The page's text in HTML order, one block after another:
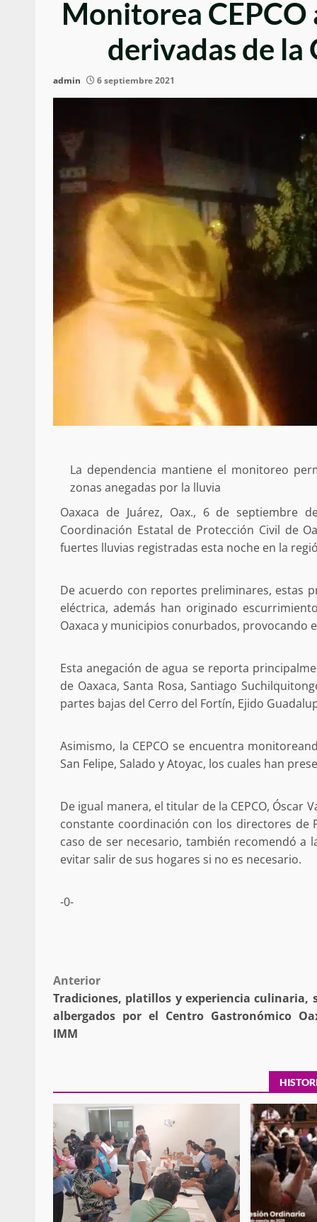
Monitorea
derivadas de la
admin 6 septiembre 2021
La dependencia mantiene el monitoreo
zonas anegadas por la lluvia
Oaxaca de Juárez, Oax., 6 de
Coordinación Estatal de Protección Civil de
fuertes lluvias registradas esta noche en la
De acuerdo con reportes preliminares, estas
eléctrica, además han originado
Oaxaca y municipios conurbados, provocando
Esta anegación de agua se reporta
de Oaxaca, Santa Rosa, Santiago
partes bajas del Cerro del Fortín, Ejido
Asimismo, la CEPCO se encuentra
San Felipe, Salado y Atoyac, los cuales han
De igual manera, el titular de la CEPCO, Óscar
constante coordinación con los directores de
caso de ser necesario, también recomendó a
evitar salir de sus hogares si no es necesario.
-0-
Post
navigation
Anterior
Tradiciones, platillos y experiencia culinaria,
albergados por el Centro Gastronómico
IMM
destacadas
10 marzo 2026
Se normaliza la circulación
altura del puente Templadera,
Mazatlán